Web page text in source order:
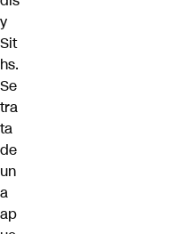
y
Sit
hs.
Se
tra
ta
de
un
a
ap